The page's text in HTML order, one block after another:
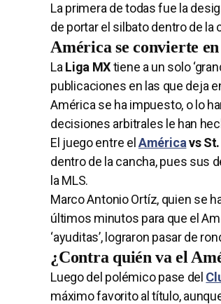
La primera de todas fue la
de portar el silbato dentro de
América se convierte
La Liga MXtiene a un solo
publicaciones en las que deja
América se ha impuesto, o lo
decisiones arbitrales le han
El juego entre el Américavs
dentro de la cancha, pues sus
la MLS.
Marco Antonio Ortíz, quien se
últimos minutos para que el
‘ayuditas’, lograron pasar de
¿Contra quién va el
Luego del polémico pase del
máximo favorito al título,